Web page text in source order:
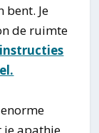
bent. Je
de ruimte
je apathie